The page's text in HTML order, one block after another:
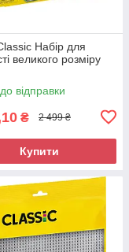
Набір для
великого розміру
відправки
₴ 2 499 ₴
Купити